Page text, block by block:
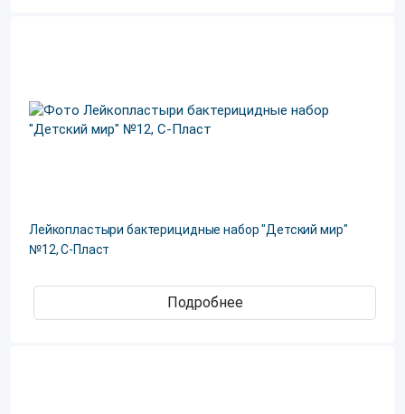
Лейкопластыри бактерицидные набор "Детский мир"
№12, С-Пласт
Подробнее